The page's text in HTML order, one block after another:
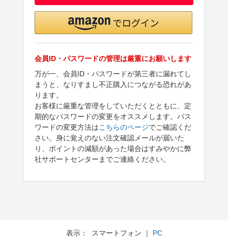
会員ID・パスワードの管理は厳重にお願いします
万が一、会員ID・パスワードが第三者に漏れてし
まうと、なりすまし不正購入につながる恐れがあ
ります。
お客様に厳重な管理をしていただくとともに、定
期的なパスワードの変更をオススメします。パス
ワードの変更方法はこちらのページでご確認くだ
さい。身に覚えのない注文確認メールが届いた
り、ポイントの減額があった場合はすみやかに弊
社サポートセンターまでご連絡ください。
表示： スマートフォン ｜ PC